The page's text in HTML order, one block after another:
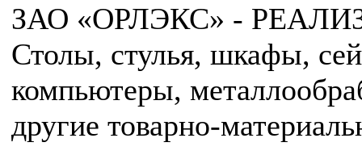
ЗАО «ОРЛЭКС» -
Столы, стулья, шкафы,
компьютеры,
другие товарно-